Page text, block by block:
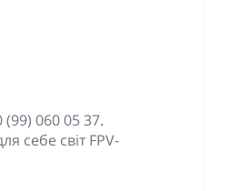
060 05 37.
себе світ FPV-